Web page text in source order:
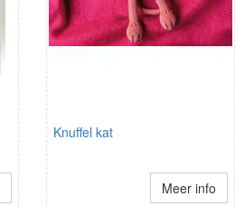
Knuffel kat
Meer info